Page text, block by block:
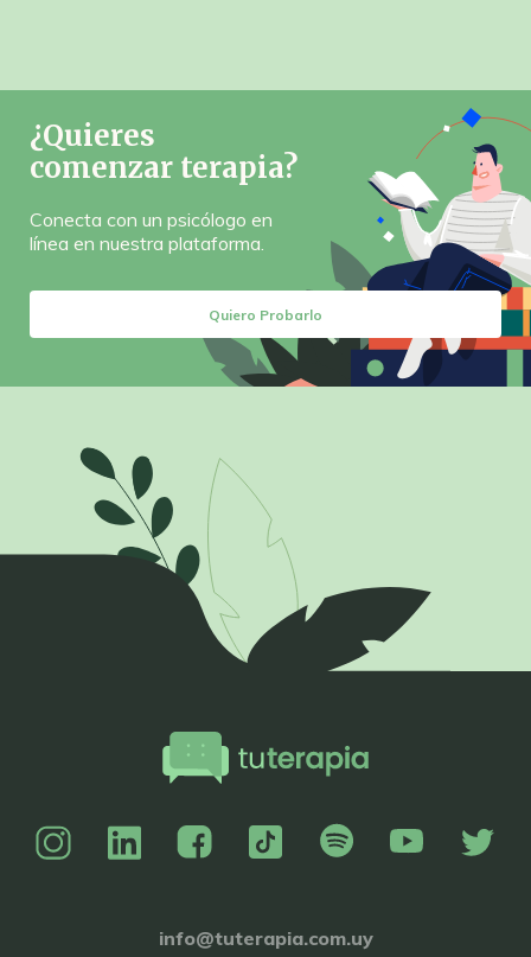
¿Quieres
comenzar terapia?
Conecta con un psicólogo en
línea en nuestra plataforma.
Quiero Probarlo
info@tuterapia.com.uy